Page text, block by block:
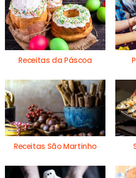
Receitas da Páscoa
Receitas São Martinho